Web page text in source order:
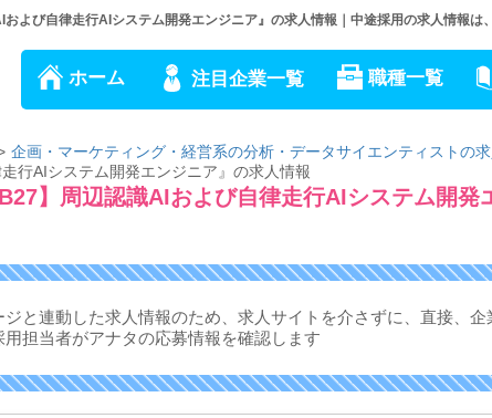
よび自律走行AIシステム開発エンジニア』の求人情報｜中途採用の求人情報は
ホーム 注目企業一覧 職種一覧
企画・マーケティング・経営系の分析・データサイエンティストの求
行AIシステム開発エンジニア』の求人情報
】周辺認識AIおよび自律走行AIシステム開発
と連動した求人情報のため、求人サイトを介さずに、 直接、企
用担当者がアナタの応募情報を確認します